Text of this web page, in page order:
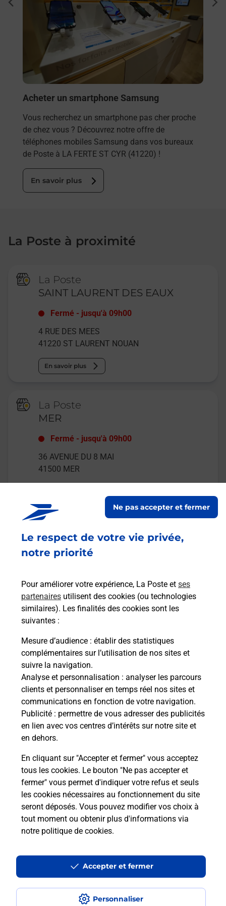
Le respect de votre vie privée,
notre priorité
Pour améliorer votre expérience, La Poste et ses
partenaires utilisent des cookies (ou technologies
similaires). Les finalités des cookies sont les
suivantes :
Mesure d’audience : établir des statistiques
complémentaires sur l’utilisation de nos sites et
suivre la navigation.
Analyse et personnalisation : analyser les parcours
clients et personnaliser en temps réel nos sites et
communications en fonction de votre navigation.
Publicité : permettre de vous adresser des publicités
en lien avec vos centres d’intérêts sur notre site et
en dehors.
En cliquant sur "Accepter et fermer" vous acceptez
tous les cookies. Le bouton "Ne pas accepter et
fermer" vous permet d'indiquer votre refus et seuls
les cookies nécessaires au fonctionnement du site
seront déposés. Vous pouvez modifier vos choix à
tout moment ou obtenir plus d'informations via
notre politique de cookies.
Personnaliser
Ne pas accepter et fermer
Accepter et fermer
Acheter un smartphone Samsung
Vous recherchez un smartphone pas cher proche
de chez vous ? Découvrez notre offre de
téléphones mobiles Samsung dans vos bureaux
de Poste à LA FERTE ST CYR (41220) !
En savoir plus
La Poste à proximité
La Poste
SAINT LAURENT DES EAUX
Fermé - jusqu'à 09h00
4 RUE DES MEES
41220 ST LAURENT NOUAN
En savoir plus
La Poste
MER
Fermé - jusqu'à 09h00
36 AVENUE DU 8 MAI
41500 MER
Malin !
La Poste
Ouvert 24h/24
En savoir plus
Recherchez un autre point de contact
Questions fréquemment posées
Est-ce que je peux garder mon
numéro de mobile gratuitement ?
Est-ce que je peux bénéficier de la 5G
avec La Poste Mobile ?
Est-ce que je peux utiliser mon forfait
à l’étranger avec La Poste Mobile ?
Est-ce que je peux payer mon iPhone